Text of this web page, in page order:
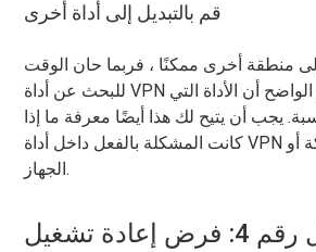
قم بالتبديل إلى أداة أخرى
إلى منطقة أخرى ممكنًا ، فربما حان الوقت
للبحث عن أداة VPN أفضل ، حيث من الواضح أن الأداة التي
يجب أن يتيح لك هذا أيضًا معرفة ما إذا
كانت المشكلة بالفعل داخل أداة VPN أو اتصال الشبكة أو
الجهاز.